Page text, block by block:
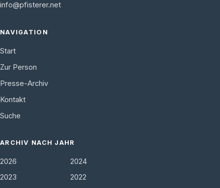
info@pfisterer.net
NAVIGATION
Start
Zur Person
Presse-Archiv
Kontakt
Suche
ARCHIV NACH JAHR
2026
2024
2023
2022